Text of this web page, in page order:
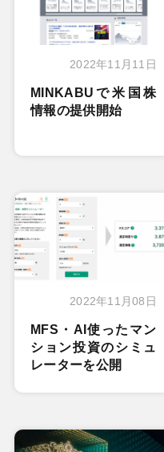
2022年11月11日
MINKABUで米国株
情報の提供開始
2022年11月08日
MFS・AI使ったマン
ション投資のシミュ
レーターを公開